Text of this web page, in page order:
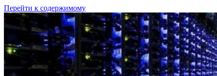
Перейти к содержимому